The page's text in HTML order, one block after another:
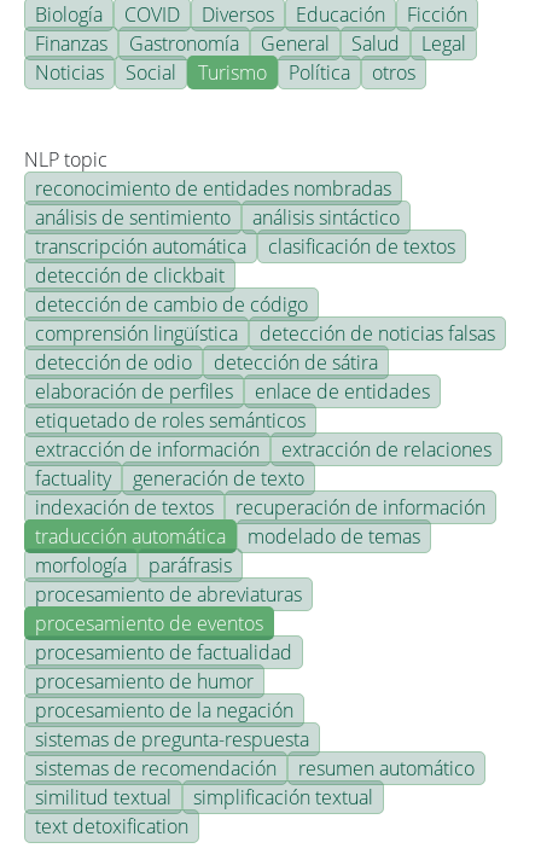
Biología
COVID Diversos Educación
Ficción
Finanzas
Gastronomía General Salud
Legal
Noticias
Social Turismo Política otros
NLP topic
reconocimiento de entidades nombradas
análisis de sentimiento
análisis sintáctico
transcripción automática
clasificación de textos
detección de clickbait
detección de cambio de código
comprensión lingüística
detección de noticias falsas
detección de odio
detección de sátira
elaboración de perfiles
enlace de entidades
etiquetado de roles semánticos
extracción de información
extracción de relaciones
factuality
generación de texto
indexación de textos
recuperación de información
traducción automática
modelado de temas
morfología
paráfrasis
procesamiento de abreviaturas
procesamiento de eventos
procesamiento de factualidad
procesamiento de humor
procesamiento de la negación
sistemas de pregunta-respuesta
sistemas de recomendación
resumen automático
similitud textual
simplificación textual
text detoxification